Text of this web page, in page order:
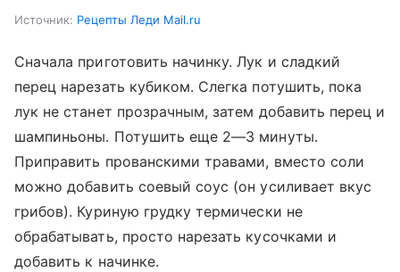
Источник: Рецепты Леди Mail.ru
Сначала приготовить начинку. Лук и сладкий
перец нарезать кубиком. Слегка потушить, пока
лук не станет прозрачным, затем добавить перец и
шампиньоны. Потушить еще 2—3 минуты.
Приправить прованскими травами, вместо соли
можно добавить соевый соус (он усиливает вкус
грибов). Куриную грудку термически не
обрабатывать, просто нарезать кусочками и
добавить к начинке.